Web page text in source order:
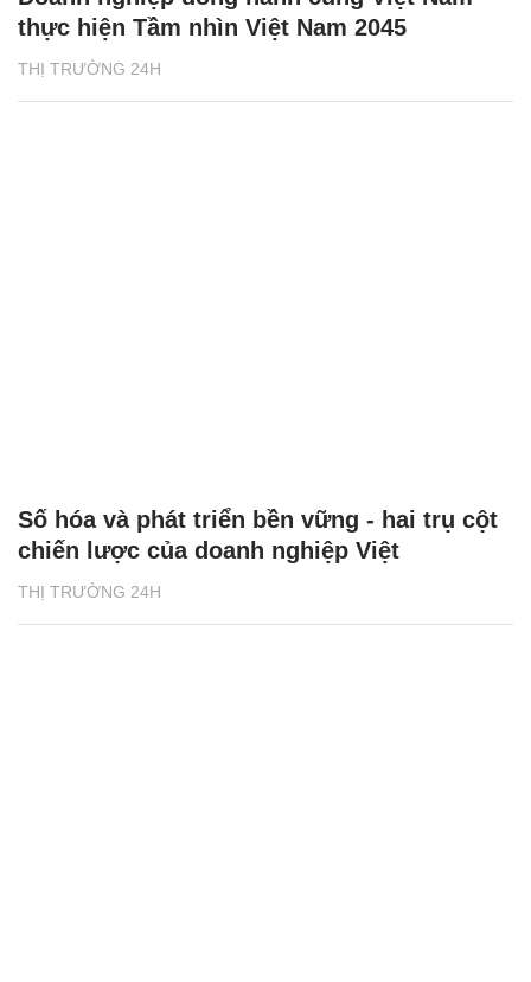
THỊ TRƯỜNG 24H
thực hiện Tầm nhìn Việt Nam 2045
THỊ TRƯỜNG 24H
Số hóa và phát triển bền vững - hai trụ cột
chiến lược của doanh nghiệp Việt